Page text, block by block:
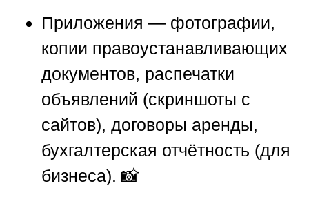
Приложения — фотографии,
копии правоустанавливающих
документов, распечатки
объявлений (скриншоты с
сайтов), договоры аренды,
бухгалтерская отчётность (для
бизнеса). 📸